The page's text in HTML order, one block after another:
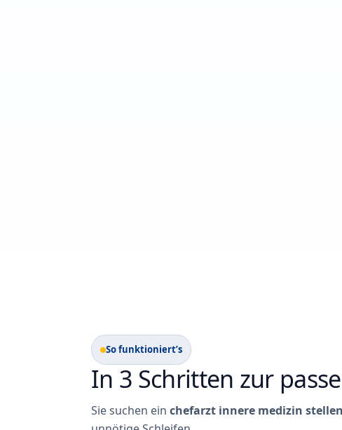
So funktioniert’s
In 3 Schritten zur
Sie suchen ein chefarzt innere medizin